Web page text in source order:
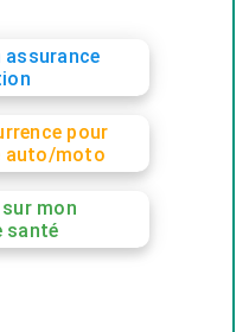
assurance
pour
auto/moto
mon
santé